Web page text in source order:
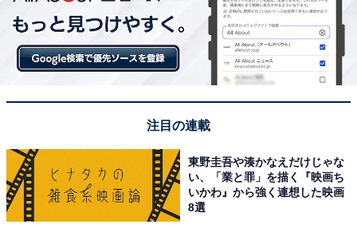
注目の連載
東野圭吾や湊かなえだけじゃな
い、「業と罪」を描く『映画ち
いかわ』から強く連想した映画
8選